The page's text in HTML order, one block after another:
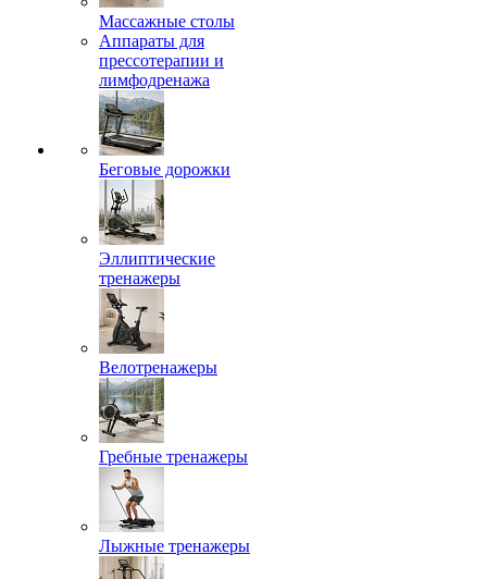
Массажные столы
Аппараты для
прессотерапии и
лимфодренажа
Беговые дорожки
Эллиптические
тренажеры
Велотренажеры
Гребные тренажеры
Лыжные тренажеры